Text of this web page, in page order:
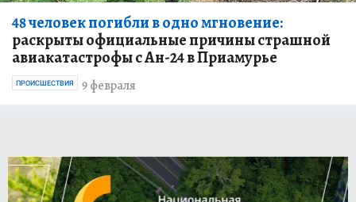
48 человек погибли в одно мгновение:
раскрыты официальные причины страшной
авиакатастрофы с Ан-24 в Приамурье
9 февраля
ПРОИСШЕСТВИЯ